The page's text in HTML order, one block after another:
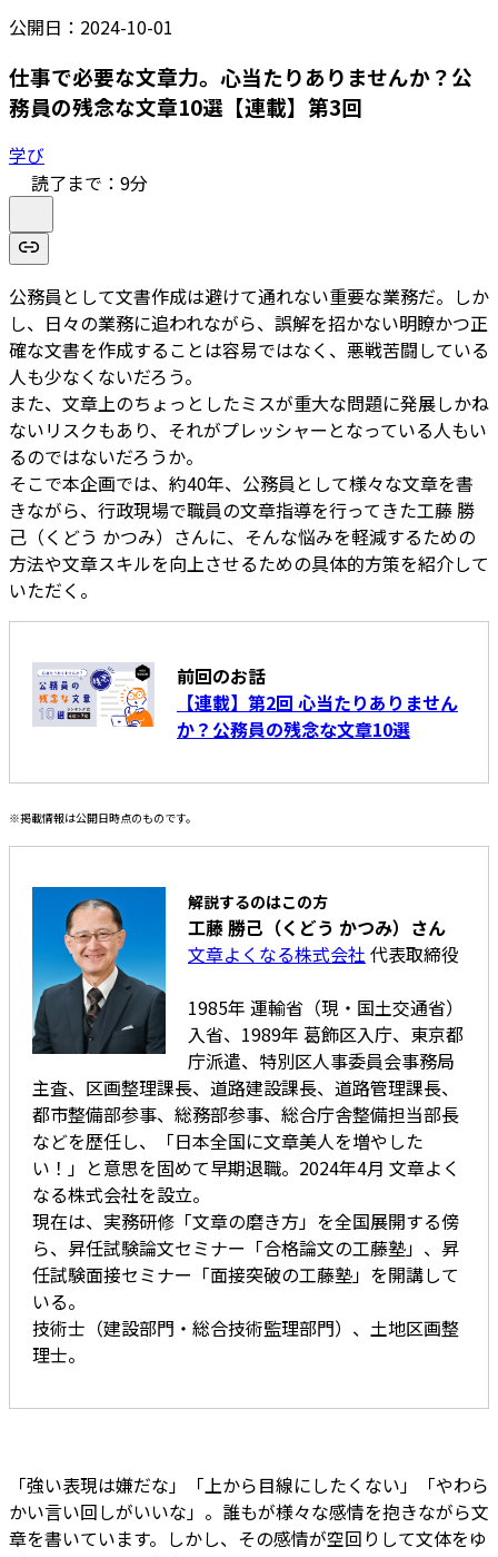
公開日： 2024-10-01
仕事で必要な文章力。心当たりありませんか？公
務員の残念な文章10選【連載】第3回
学び
読了まで： 9分
公務員として文書作成は避けて通れない重要な業務だ。しか
し、日々の業務に追われながら、誤解を招かない明瞭かつ正
確な文書を作成することは容易ではなく、悪戦苦闘している
人も少なくないだろう。
また、文章上のちょっとしたミスが重大な問題に発展しかね
ないリスクもあり、それがプレッシャーとなっている人もい
るのではないだろうか。
そこで本企画では、約40年、公務員として様々な文章を書
きながら、行政現場で職員の文章指導を行ってきた工藤 勝
己（くどう かつみ）さんに、そんな悩みを軽減するための
方法や文章スキルを向上させるための具体的方策を紹介して
いただく。
前回のお話
【連載】第2回 心当たりありません
か？公務員の残念な文章10選
※掲載情報は公開日時点のものです。
解説するのはこの方
工藤 勝己（くどう かつみ）さん
文章よくなる株式会社 代表取締役
1985年 運輸省（現・国土交通省）
入省、1989年 葛飾区入庁、東京都
庁派遣、特別区人事委員会事務局
主査、区画整理課長、道路建設課長、道路管理課長、
都市整備部参事、総務部参事、総合庁舎整備担当部長
などを歴任し、「日本全国に文章美人を増やした
い！」と意思を固めて早期退職。2024年4月 文章よく
なる株式会社を設立。
現在は、実務研修「文章の磨き方」を全国展開する傍
ら、昇任試験論文セミナー「合格論文の工藤塾」、昇
任試験面接セミナー「面接突破の工藤塾」を開講して
いる。
技術士（建設部門・総合技術監理部門）、土地区画整
理士。
「強い表現は嫌だな」「上から目線にしたくない」「やわら
かい言い回しがいいな」。誰もが様々な感情を抱きながら文
章を書いています。しかし、その感情が空回りして文体をゆ